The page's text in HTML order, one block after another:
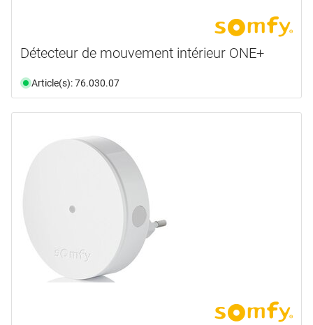
Détecteur de mouvement intérieur ONE+
Article(s): 76.030.07